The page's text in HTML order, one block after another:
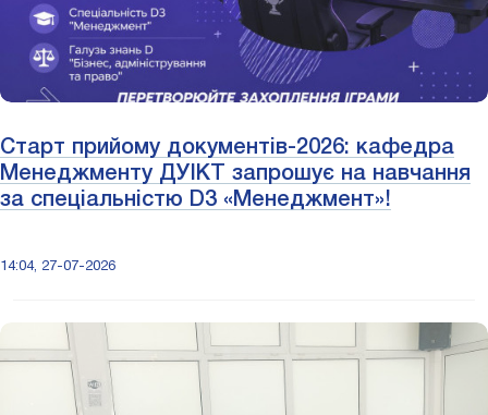
Старт прийому документів-2026: кафедра
Менеджменту ДУІКТ запрошує на навчання
за спеціальністю D3 «Менеджмент»!
14:04, 27-07-2026